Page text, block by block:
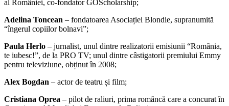
Adelina Toncean– fondatoarea Asociației Blondie, supranumită
“îngerul copiilor bolnavi”;
Paula Herlo– jurnalist, unul dintre realizatorii emisiunii “România,
te iubesc!”, de la PRO TV; unul dintre câstigatorii premiului Emmy
pentru televiziune, obținut în 2008;
Alex Bogdan– actor de teatru și film;
Cristiana Oprea– pilot de raliuri, prima româncă care a concurat în
Campionatul Mondial și European de Raliuri.